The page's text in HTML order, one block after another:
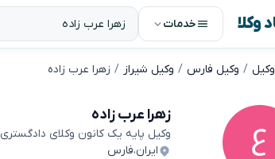
وکلا خدمات
وکیل وکیل فارس وکیل شیراز زهرا عرب زاده
زهرا عرب زاده
وکیل پایه یک کانون وکلای دادگستری
ایران،فارس